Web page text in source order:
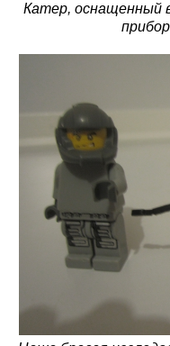
Катер, оснащенный